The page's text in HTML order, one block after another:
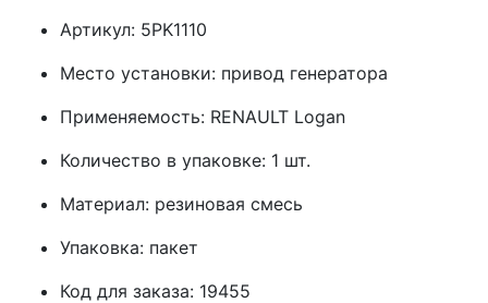
Артикул: 5PK1110
Место установки: привод генератора
Применяемость: RENAULT Logan
Количество в упаковке: 1 шт.
Материал: резиновая смесь
Упаковка: пакет
Код для заказа: 19455